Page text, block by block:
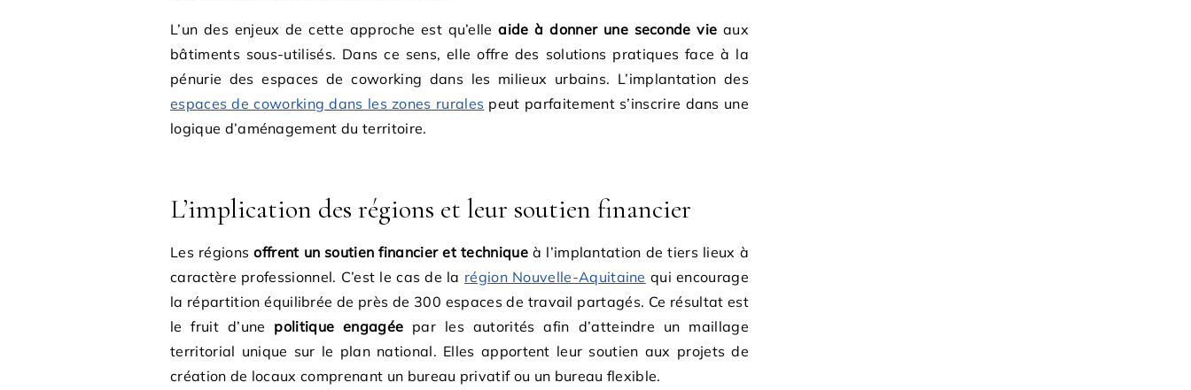
L’un des enjeux de cette approche est qu’elleaide à donner une seconde vie aux
bâtiments sous-utilisés. Dans ce sens, elle offre des solutions pratiques face à la
pénurie des espaces de coworking dans les milieux urbains. L’implantation des
espaces de coworking dans les zones rurales peut parfaitement s’inscrire dans une
logique d’aménagement du territoire.
L’implication des régions et leur soutien financier
Les régionsoffrent un soutien financier et techniqueà l’implantation de tiers lieux à
caractère professionnel. C’est le cas de la région Nouvelle-Aquitaine qui encourage
la répartition équilibrée de près de 300 espaces de travail partagés. Ce résultat est
le fruit d’une politique engagée par les autorités afin d’atteindre un maillage
territorial unique sur le plan national. Elles apportent leur soutien aux projets de
création de locaux comprenant un bureau privatif ou un bureau flexible.